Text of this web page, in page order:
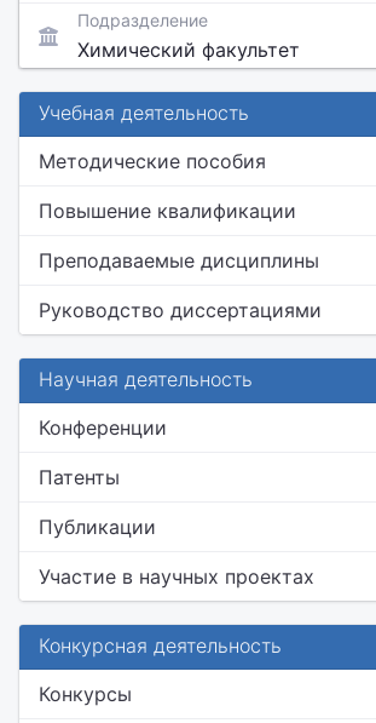
Подразделение
Химический факультет
Учебная деятельность
Методические пособия
Повышение квалификации
Преподаваемые дисциплины
Руководство диссертациями
Научная деятельность
Конференции
Патенты
Публикации
Участие в научных проектах
Конкурсная деятельность
Конкурсы